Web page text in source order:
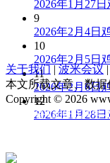
2026年1月27
9
2026年2月4日
10
2026年2月5日
11
2026年2月6日
12
2026年1月28
关于我们 | 波米会议
本文所载文章、数
Copyright © 2026
京ICP备13008321号-